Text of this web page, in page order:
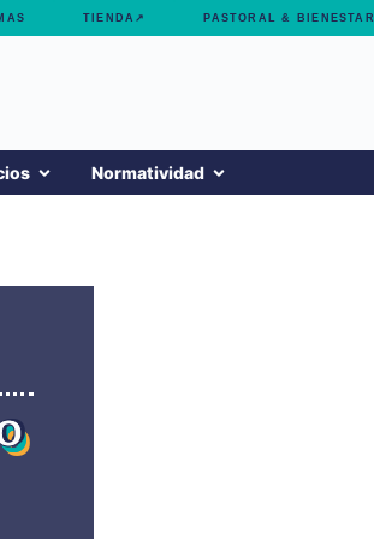
TIENDA↗ PASTORAL & BIENESTAR
Normatividad